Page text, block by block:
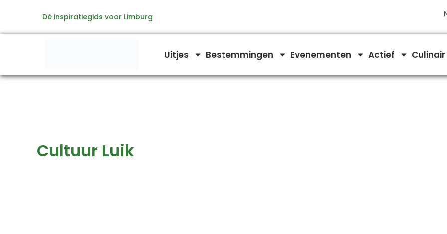
de
Dé inspiratiegids voor Limburg
Uitjes Bestemmingen Evenementen Actief Culinair
Cultuur Luik
naar: